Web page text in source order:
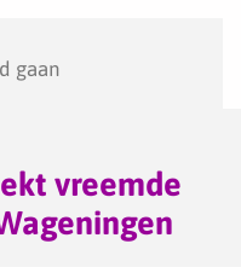
gaan
vreemde